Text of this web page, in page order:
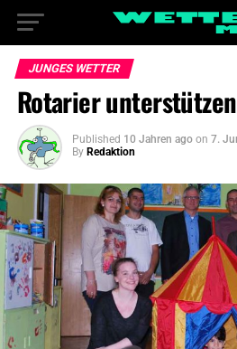
JUNGES WETTER
Rotarier
Published 10 Jahren ago on 7.
By Redaktion